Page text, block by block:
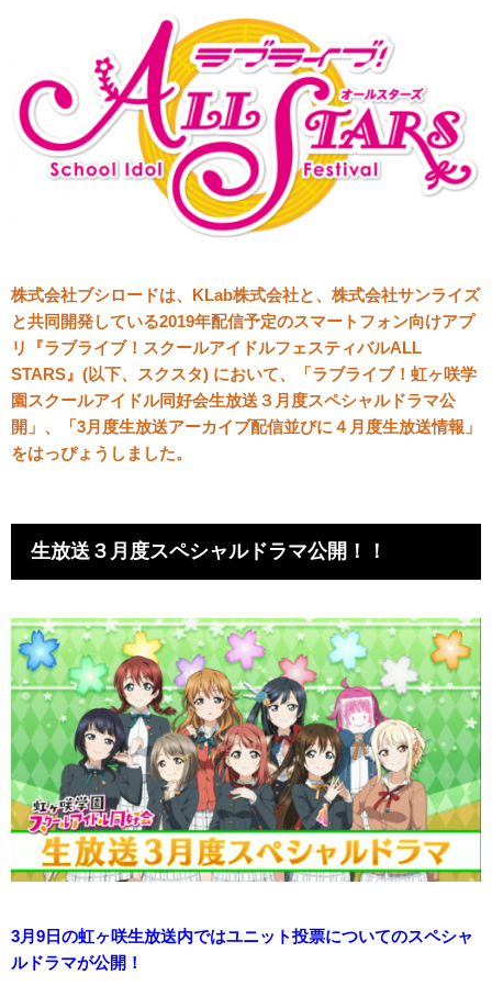
株式会社ブシロードは、KLab株式会社と、株式会社サンライズ
と共同開発している2019年配信予定のスマートフォン向けアプ
リ『ラブライブ！スクールアイドルフェスティバルALL
STARS』(以下、スクスタ) において、「ラブライブ！虹ヶ咲学
園スクールアイドル同好会生放送３月度スペシャルドラマ公
開」、「3月度生放送アーカイブ配信並びに４月度生放送情報」
をはっぴょうしました。
生放送３月度スペシャルドラマ公開！！
3月9日の虹ヶ咲生放送内ではユニット投票についてのスペシャ
ルドラマが公開！